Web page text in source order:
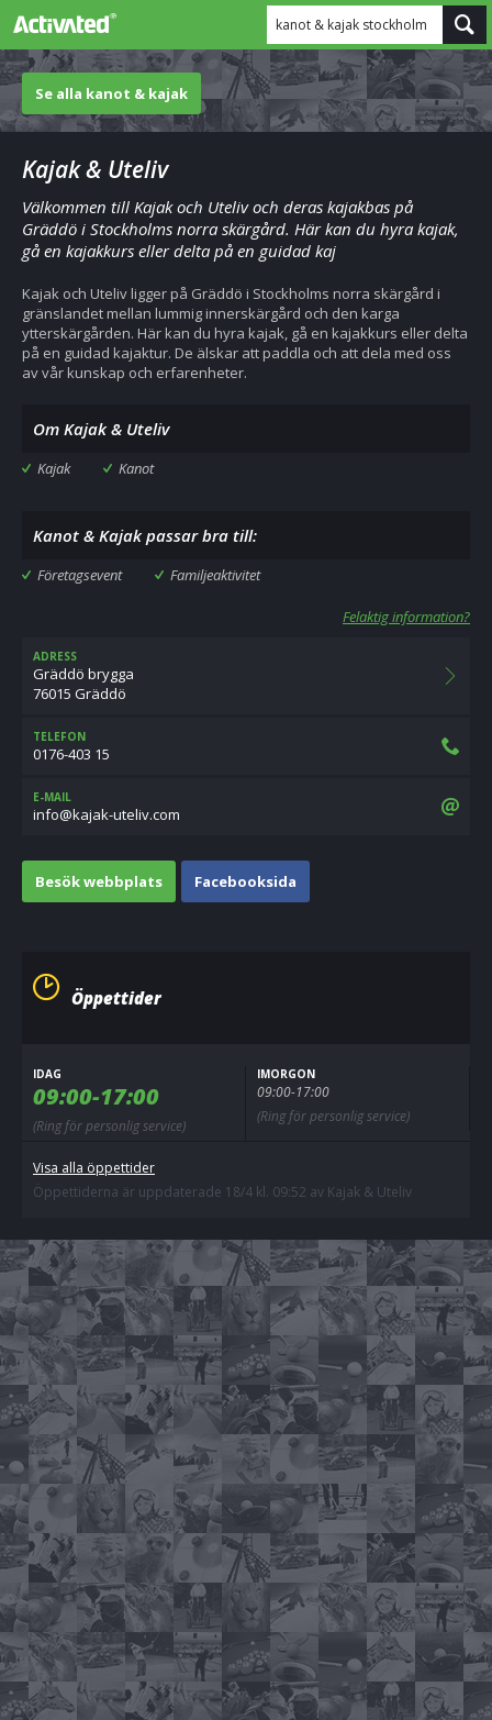
kanot & kajak stockholm
Se alla kanot & kajak
Kajak & Uteliv
Välkommen till Kajak och Uteliv och deras kajakbas på
Gräddö i Stockholms norra skärgård. Här kan du hyra kajak,
gå en kajakkurs eller delta på en guidad kaj
Kajak och Uteliv ligger på Gräddö i Stockholms norra skärgård i
gränslandet mellan lummig innerskärgård och den karga
ytterskärgården. Här kan du hyra kajak, gå en kajakkurs eller delta
på en guidad kajaktur. De älskar att paddla och att dela med oss
av vår kunskap och erfarenheter.
Om Kajak & Uteliv
Kajak Kanot
Kanot & Kajak passar bra till:
Företagsevent Familjeaktivitet
Felaktig information?
ADRESS
Gräddö brygga
76015 Gräddö
TELEFON
0176-403 15
E-MAIL
moc.viletu-kajak@ofni
Besök webbplats Facebooksida
Öppettider
IDAG
09:00-17:00
(Ring för personlig service)
IMORGON
09:00-17:00
(Ring för personlig service)
Visa alla öppettider
Öppettiderna är uppdaterade 18/4 kl. 09:52 av Kajak & Uteliv